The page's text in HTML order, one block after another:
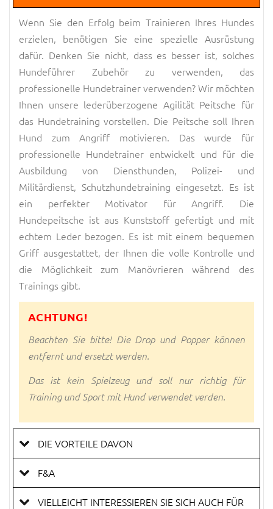
Wenn Sie den Erfolg beim Trainieren Ihres Hundes
erzielen, benötigen Sie eine spezielle Ausrüstung
dafür. Denken Sie nicht, dass es besser ist, solches
Hundeführer Zubehör zu verwenden, das
professionelle Hundetrainer verwenden? Wir möchten
Ihnen unsere lederüberzogene Agilität Peitsche für
das Hundetraining vorstellen. Die Peitsche soll Ihren
Hund zum Angriff motivieren. Das wurde für
professionelle Hundetrainer entwickelt und für die
Ausbildung von Diensthunden, Polizei- und
Militärdienst, Schutzhundetraining eingesetzt. Es ist
ein perfekter Motivator für Angriff. Die
Hundepeitsche ist aus Kunststoff gefertigt und mit
echtem Leder bezogen. Es ist mit einem bequemen
Griff ausgestattet, der Ihnen die volle Kontrolle und
die Möglichkeit zum Manövrieren während des
Trainings gibt.
ACHTUNG!
Beachten Sie bitte! Die Drop und Popper können
entfernt und ersetzt werden.
Das ist kein Spielzeug und soll nur richtig für
Training und Sport mit Hund verwendet verden.
DIE VORTEILE DAVON
F&A
VIELLEICHT INTERESSIEREN SIE SICH AUCH FÜR